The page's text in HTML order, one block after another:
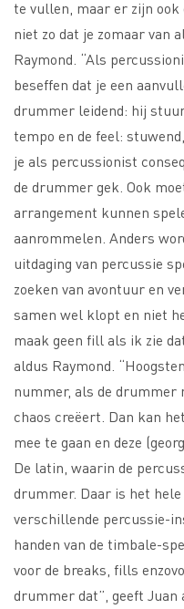
te vullen, maar er zijn
niet zo dat je zomaar van
Raymond. “Als
beseffen dat je een
drummer leidend: hij
tempo en de feel:
je als percussionist
de drummer gek. Ook
arrangement kunnen
aanrommelen. Anders
uitdaging van percussie
zoeken van avontuur en
samen wel klopt en niet
maak geen fill als ik zie
aldus Raymond.
nummer, als de drummer
chaos creëert. Dan kan
mee te gaan en deze
De latin, waarin de
drummer. Daar is het
verschillende percussie-
handen van de timbale-
voor de breaks, fills
drummer dat”, geeft